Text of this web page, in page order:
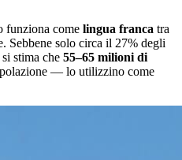
funziona come lingua franca tra
Sebbene solo circa il 27% degli
stima che 55–65 milioni di
— lo utilizzino come